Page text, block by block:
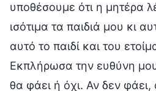
υποθέσουμε ότι η μητέρα
ισότιμα τα παιδιά μου κι
αυτό το παιδί και του
Εκπλήρωσα την ευθύνη
θα φάει ή όχι. Αν δεν φάει,